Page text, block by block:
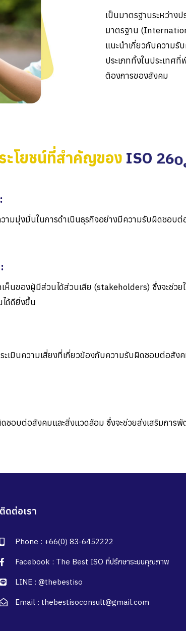
เป็นมาตรฐานระหว่าง
มาตรฐาน (
แนะนำเกี่ยวกับความ
ประเภททั้งในประเทศ
ต้องการของสังคม
ะโยชน์ที่สำคัญของ ISO 260
ามมุ่งมั่นในการดำเนินธุรกิจอย่างมีความรับผิดชอบ
ห็นของผู้มีส่วนได้ส่วนเสีย (stakeholders) ซึ่งจะช่ว
ด้ดียิ่งขึ้น
ระเมินความเสี่ยงที่เกี่ยวข้องกับความรับผิดชอบต่อสัง
ชอบต่อสังคมและสิ่งแวดล้อม ซึ่งจะช่วยส่งเสริมการ
ติดต่อเรา
Phone : +66(0) 83-6452222
Facebook : The Best ISO ที่ปรึกษาระบบคุณภาพ
LINE : @thebestiso
Email : thebestisoconsult@gmail.com